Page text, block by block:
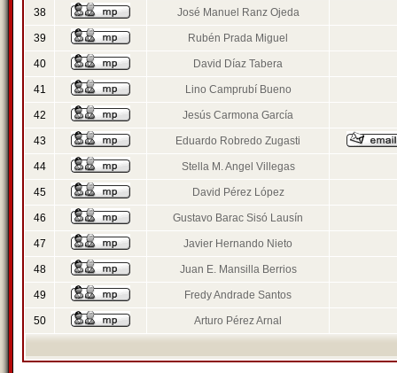
38 José Manuel Ranz Ojeda
39 Rubén Prada Miguel
40 David Díaz Tabera
41 Lino Camprubí Bueno
42 Jesús Carmona García
43 Eduardo Robredo Zugasti
44 Stella M. Angel Villegas
45 David Pérez López
46 Gustavo Barac Sisó Lausín
47 Javier Hernando Nieto
48 Juan E. Mansilla Berrios
49 Fredy Andrade Santos
50 Arturo Pérez Arnal